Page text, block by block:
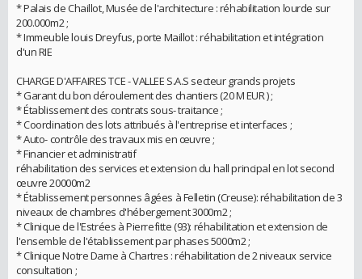
* Palais de Chaillot, Musée de l'architecture : réhabilitation lourde sur
200.000m2 ;
* Immeuble louis Dreyfus, porte Maillot : réhabilitation et intégration
d'un RIE
CHARGE D'AFFAIRES TCE - VALLEE S.A.S secteur grands projets
* Garant du bon déroulement des chantiers (20 M EUR ) ;
* Établissement des contrats sous- traitance ;
* Coordination des lots attribués à l'entreprise et interfaces ;
* Auto- contrôle des travaux mis en œuvre ;
* Financier et administratif
réhabilitation des services et extension du hall principal en lot second
œuvre 20000m2
* Établissement personnes âgées à Felletin (Creuse): réhabilitation de 3
niveaux de chambres d'hébergement 3000m2 ;
* Clinique de l'Estrées à Pierrefitte (93): réhabilitation et extension de
l'ensemble de l'établissement par phases 5000m2 ;
* Clinique Notre Dame à Chartres : réhabilitation de 2 niveaux service
consultation ;